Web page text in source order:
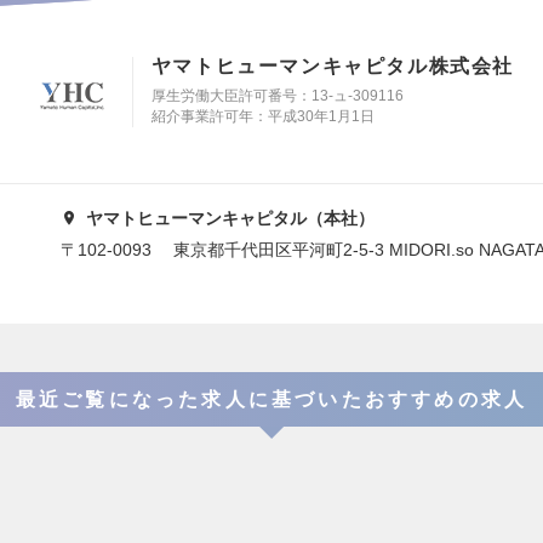
ヤマトヒューマンキャピタル株式会社
厚生労働大臣許可番号：13-ュ-309116
紹介事業許可年：平成30年1月1日
ヤマトヒューマンキャピタル（本社）
〒102-0093 東京都千代田区平河町2-5-3 MIDORI.so
最近ご覧になった求人に基づいたおすすめの求人